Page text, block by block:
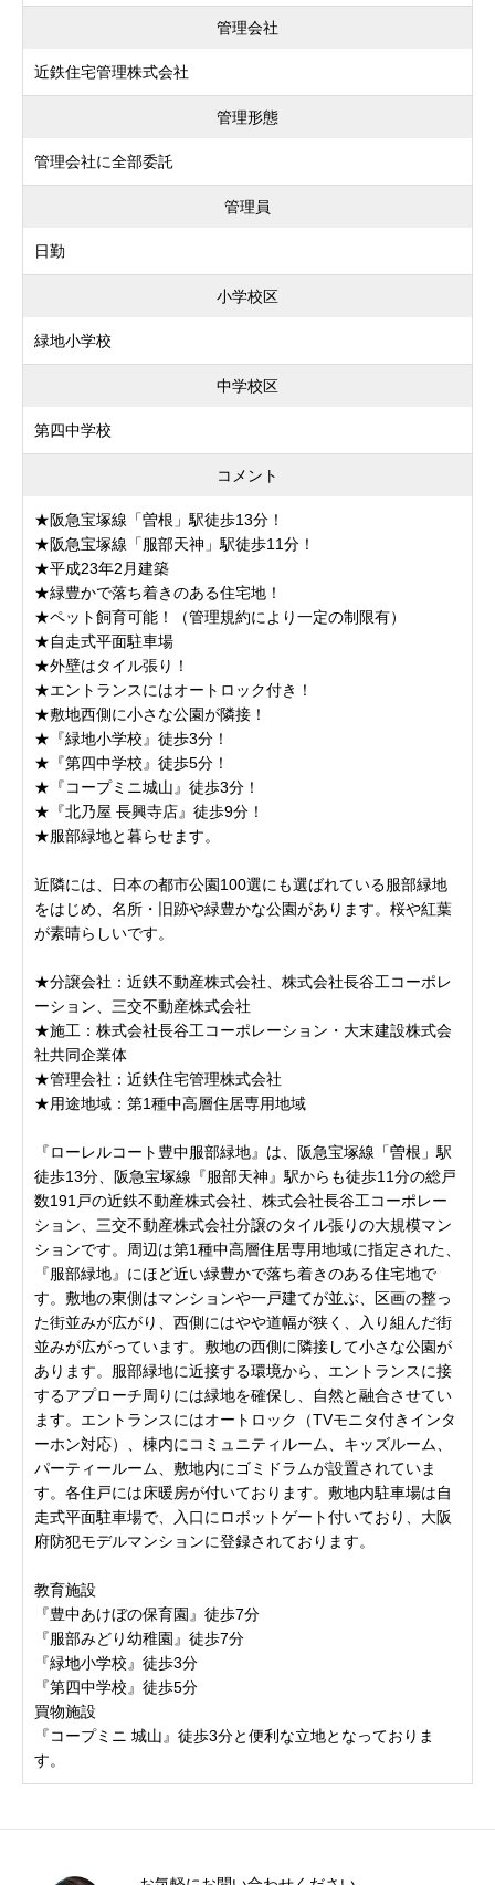
管理会社
近鉄住宅管理株式会社
管理形態
管理会社に全部委託
管理員
日勤
小学校区
緑地小学校
中学校区
第四中学校
コメント
★阪急宝塚線「曽根」駅徒歩13分！
★阪急宝塚線「服部天神」駅徒歩11分！
★平成23年2月建築
★緑豊かで落ち着きのある住宅地！
★ペット飼育可能！（管理規約により一定の制限有）
★自走式平面駐車場
★外壁はタイル張り！
★エントランスにはオートロック付き！
★敷地西側に小さな公園が隣接！
★『緑地小学校』徒歩3分！
★『第四中学校』徒歩5分！
★『コープミニ城山』徒歩3分！
★『北乃屋 長興寺店』徒歩9分！
★服部緑地と暮らせます。
近隣には、日本の都市公園100選にも選ばれている服部緑地
をはじめ、名所・旧跡や緑豊かな公園があります。桜や紅葉
が素晴らしいです。
★分譲会社：近鉄不動産株式会社、株式会社長谷工コーポレ
ーション、三交不動産株式会社
★施工：株式会社長谷工コーポレーション・大末建設株式会
社共同企業体
★管理会社：近鉄住宅管理株式会社
★用途地域：第1種中高層住居専用地域
『ローレルコート豊中服部緑地』は、阪急宝塚線「曽根」駅
徒歩13分、阪急宝塚線『服部天神』駅からも徒歩11分の総戸
数191戸の近鉄不動産株式会社、株式会社長谷工コーポレー
ション、三交不動産株式会社分譲のタイル張りの大規模マン
ションです。周辺は第1種中高層住居専用地域に指定された、
『服部緑地』にほど近い緑豊かで落ち着きのある住宅地で
す。敷地の東側はマンションや一戸建てが並ぶ、区画の整っ
た街並みが広がり、西側にはやや道幅が狭く、入り組んだ街
並みが広がっています。敷地の西側に隣接して小さな公園が
あります。服部緑地に近接する環境から、エントランスに接
するアプローチ周りには緑地を確保し、自然と融合させてい
ます。エントランスにはオートロック（TVモニタ付きインタ
ーホン対応）、棟内にコミュニティルーム、キッズルーム、
パーティールーム、敷地内にゴミドラムが設置されていま
す。各住戸には床暖房が付いております。敷地内駐車場は自
走式平面駐車場で、入口にロボットゲート付いており、大阪
府防犯モデルマンションに登録されております。
教育施設
『豊中あけぼの保育園』徒歩7分
『服部みどり幼稚園』徒歩7分
『緑地小学校』徒歩3分
『第四中学校』徒歩5分
買物施設
『コープミニ 城山』徒歩3分と便利な立地となっておりま
す。